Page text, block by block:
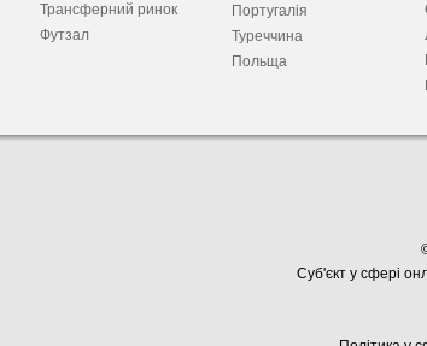
Трансферний ринок
Футзал
Португалія
Туреччина
Польща
Суб'єкт у сфері